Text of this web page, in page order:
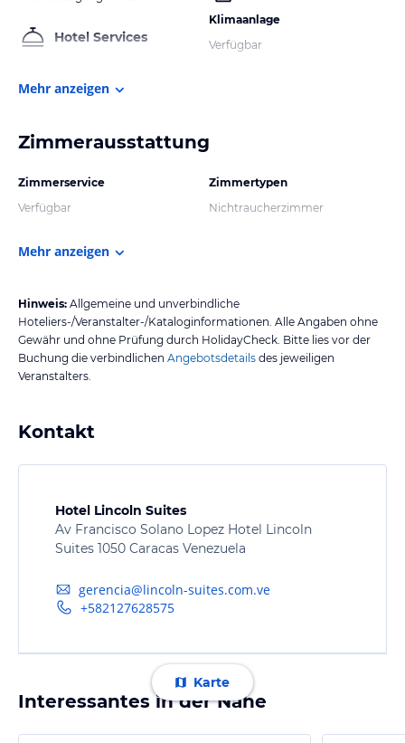
Hotel Services
Klimaanlage
Verfügbar
Mehr anzeigen
Zimmerausstattung
Zimmerservice
Verfügbar
Zimmertypen
Nichtraucherzimmer
Mehr anzeigen
Hinweis: Allgemeine und unverbindliche
Hoteliers-/Veranstalter-/Kataloginformationen. Alle Angaben ohne
Gewähr und ohne Prüfung durch HolidayCheck. Bitte lies vor der
Buchung die verbindlichen Angebotsdetails des jeweiligen
Veranstalters.
Kontakt
Hotel Lincoln Suites
Av Francisco Solano Lopez Hotel Lincoln
Suites 1050 Caracas Venezuela
gerencia@lincoln-suites.com.ve
+582127628575
Karte
Interessantes in der Nähe